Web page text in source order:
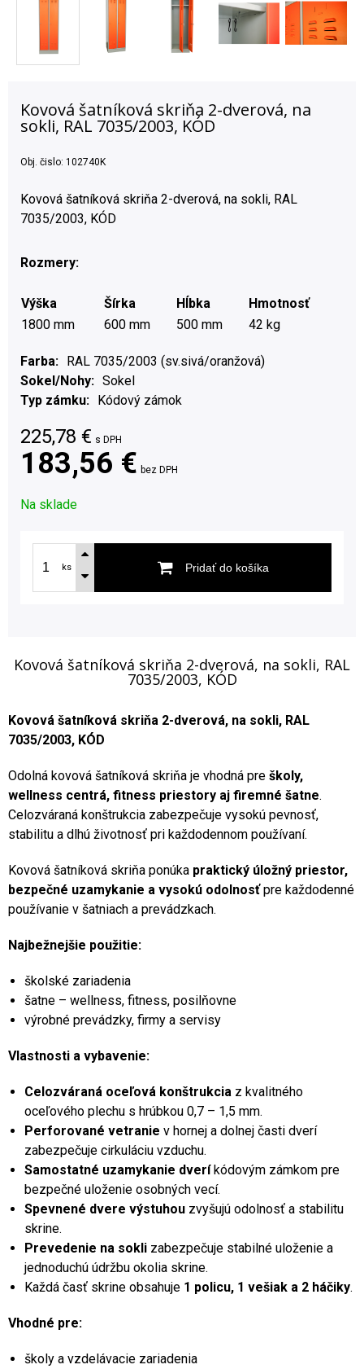
Kovová šatníková skriňa 2-dverová, na
sokli, RAL 7035/2003, KÓD
Obj. čislo: 102740K
Kovová šatníková skriňa 2-dverová, na sokli, RAL
7035/2003, KÓD
Rozmery:
Výška Šírka Hĺbka
Hmotnosť
1800 mm
600 mm 500 mm 42 kg
Farba
RAL 7035/2003 (sv.sivá/oranžová)
Sokel/Nohy
Sokel
Typ zámku
Kódový zámok
225,78 € s DPH
183,56 € bez DPH
Na sklade
ks Pridať do košíka
Kovová šatníková skriňa 2-dverová, na sokli, RAL
7035/2003, KÓD
Kovová šatníková skriňa 2-dverová, na sokli, RAL
7035/2003, KÓD
Odolná kovová šatníková skriňa je vhodná pre školy,
wellness centrá, fitness priestory aj firemné šatne.
Celozváraná konštrukcia zabezpečuje vysokú pevnosť,
stabilitu a dlhú životnosť pri každodennom používaní.
Kovová šatníková skriňa ponúka praktický úložný priestor,
bezpečné uzamykanie a vysokú odolnosťpre každodenné
používanie v šatniach a prevádzkach.
Najbežnejšie použitie:
školské zariadenia
šatne – wellness, fitness, posilňovne
výrobné prevádzky, firmy a servisy
Vlastnosti a vybavenie:
Celozváraná oceľová konštrukcia z kvalitného
oceľového plechu s hrúbkou 0,7 – 1,5 mm.
Perforované vetranie v hornej a dolnej časti dverí
zabezpečuje cirkuláciu vzduchu.
Samostatné uzamykanie dveríkódovým zámkom pre
bezpečné uloženie osobných vecí.
Spevnené dvere výstuhou zvyšujú odolnosť a stabilitu
skrine.
Prevedenie na sokli zabezpečuje stabilné uloženie a
jednoduchú údržbu okolia skrine.
Každá časť skrine obsahuje 1 policu, 1 vešiak a 2 háčiky.
Vhodné pre:
školy a vzdelávacie zariadenia